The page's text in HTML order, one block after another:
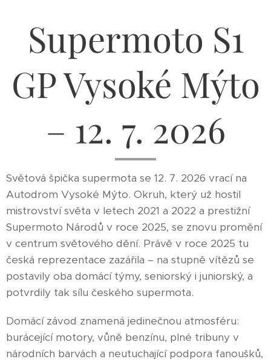
Supermoto S1
GP Vysoké Mýto
– 12. 7. 2026
Světová špička supermota se 12. 7. 2026 vrací na
Autodrom Vysoké Mýto. Okruh, který už hostil
mistrovství světa v letech 2021 a 2022 a prestižní
Supermoto Národů v roce 2025, se znovu promění
v centrum světového dění. Právě v roce 2025 tu
česká reprezentace zazářila – na stupně vítězů se
postavily oba domácí týmy, seniorský i juniorský, a
potvrdily tak sílu českého supermota.
Domácí závod znamená jedinečnou atmosféru:
burácející motory, vůně benzínu, plné tribuny v
národních barvách a neutuchající podpora fanoušků,